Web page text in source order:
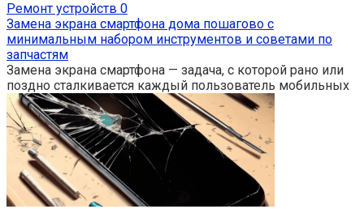
Ремонт устройств 0
Замена экрана смартфона дома пошагово с
минимальным набором инструментов и советами по
запчастям
Замена экрана смартфона — задача, с которой рано или
поздно сталкивается каждый пользователь мобильных